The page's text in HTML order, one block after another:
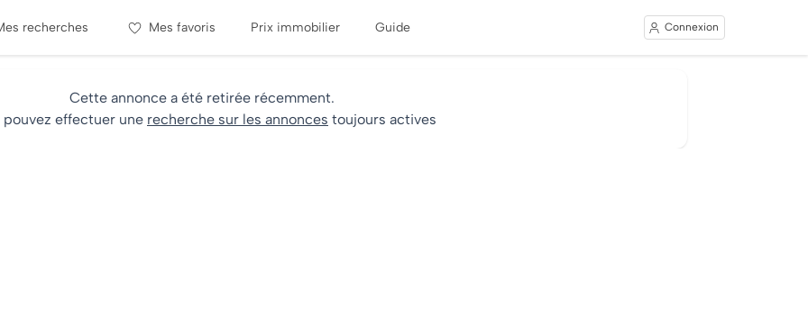
recherches Mes favoris Prix immobilier Guide Connexion
Cette annonce a été retirée récemment.
pouvez effectuer une recherche sur les annonces toujours actives